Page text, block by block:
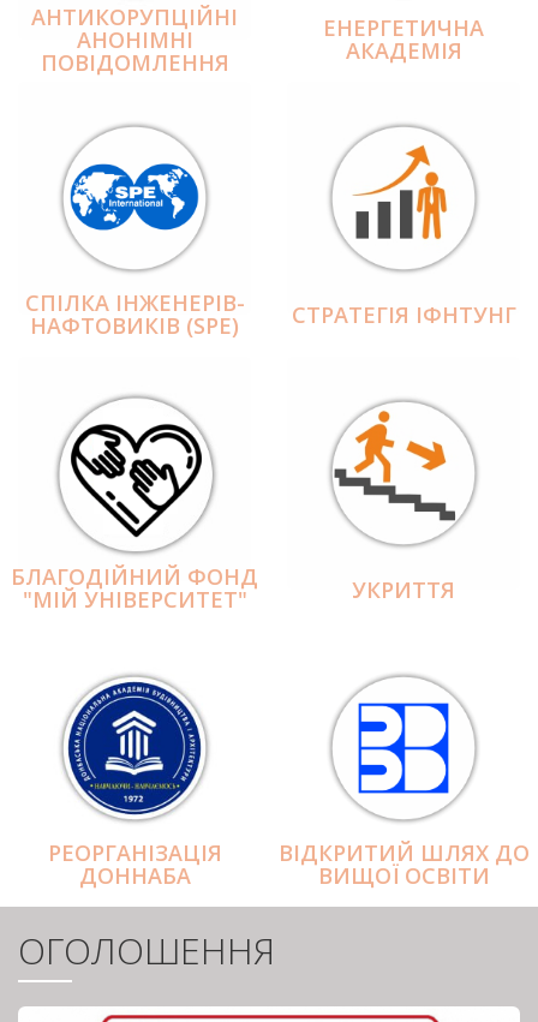
АНТИКОРУПЦІЙНІ
АНОНІМНІ
ПОВІДОМЛЕННЯ
ЕНЕРГЕТИЧНА
АКАДЕМІЯ
СПІЛКА ІНЖЕНЕРІВ-
НАФТОВИКІВ (SPE) СТРАТЕГІЯ ІФНТУНГ
БЛАГОДІЙНИЙ ФОНД
"МІЙ УНІВЕРСИТЕТ" УКРИТТЯ
РЕОРГАНІЗАЦІЯ
ДОННАБА
ВІДКРИТИЙ ШЛЯХ ДО
ВИЩОЇ ОСВІТИ
ОГОЛОШЕННЯ